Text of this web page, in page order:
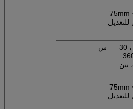
مجموعة 54 ~ 75mm
للتعديل
ثلاثي العينيات ، 30
مائل ، 360
بين
مجموعة 54 ~ 75mm
للتعديل
س